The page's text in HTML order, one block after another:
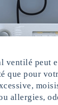
ventilé peut
que pour
allergies,